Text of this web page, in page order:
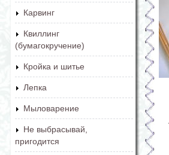
Карвинг
Квиллинг
(бумагокручение)
Кройка и шитье
Лепка
Мыловарение
Не выбрасывай,
пригодится